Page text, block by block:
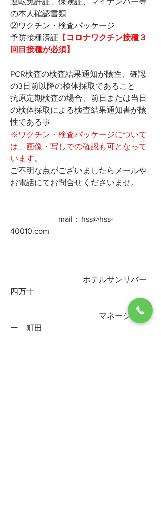
の本人確認書類
②ワクチン・検査パッケージ
予防接種済証 【 コロナワクチン接種３
回目接種が必須】
PCR検査の検査結果通知が陰性、確認
の3日前以降の検体採取であること
抗原定期検査の場合、前日または当日
の検体採取による検査結果通知書が陰
性である事
※ワクチン・検査パッケージについて
は、画像・写しでの確認も可となって
います。
ご不明な点がございましたらメールや
お電話にてお問合せくださいませ。
mail：hss@hss-
40010.com
ホテルサンリバー
四万十
マネージャ
ー　町田